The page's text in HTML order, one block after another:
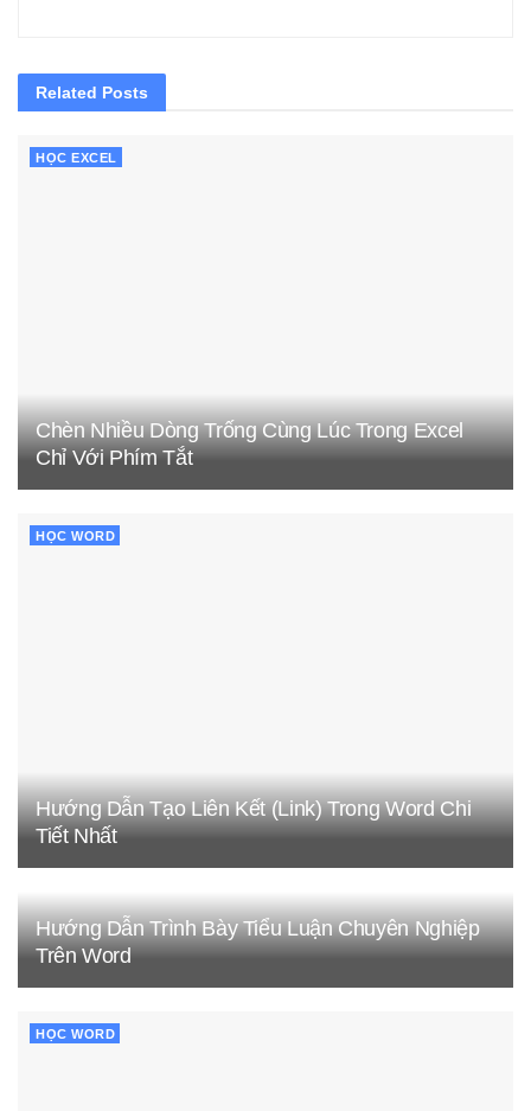
Related Posts
HỌC EXCEL
Chèn Nhiều Dòng Trống Cùng Lúc Trong Excel
Chỉ Với Phím Tắt
HỌC WORD
Hướng Dẫn Tạo Liên Kết (Link) Trong Word Chi
Tiết Nhất
Hướng Dẫn Trình Bày Tiểu Luận Chuyên Nghiệp
Trên Word
HỌC WORD